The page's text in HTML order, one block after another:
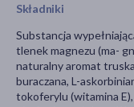
Składniki
Substancja
tlenek magnezu (ma-
naturalny aromat
buraczana, L-
tokoferylu (witamina